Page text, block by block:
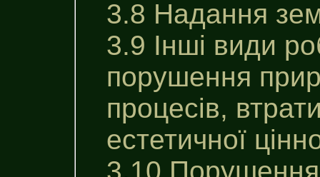
3.8 Надання
3.9 Інші види
порушення
процесів,
естетичної